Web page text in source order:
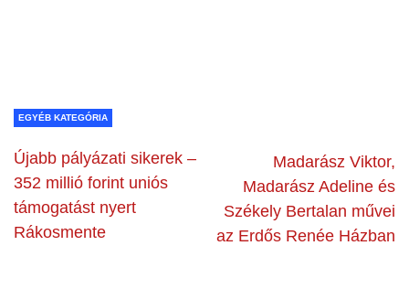
EGYÉB KATEGÓRIA
Újabb pályázati sikerek –
352 millió forint uniós
támogatást nyert
Rákosmente
Madarász Viktor,
Madarász Adeline és
Székely Bertalan művei
az Erdős Renée Házban